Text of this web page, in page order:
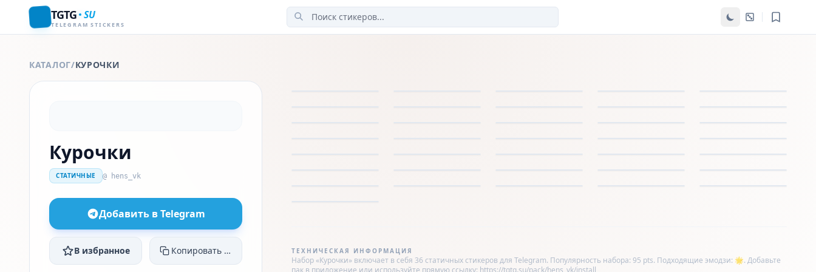
TGTG SU
TELEGRAM STICKERS
КАТАЛОГ/КУРОЧКИ
Курочки
СТАТИЧНЫЕ @ hens_vk
Добавить в Telegram
В избранное Копировать ссылку ТЕХНИЧЕСКАЯ ИНФОРМАЦИЯ
Набор «Курочки» включает в себя 36 статичных стикеров для Telegram. Популярность набора: 95 pts. Подходящие эмодзи: 🌟. Добавьте
пак в приложение или используйте прямую ссылку: https://tgtg.su/pack/hens_vk/install